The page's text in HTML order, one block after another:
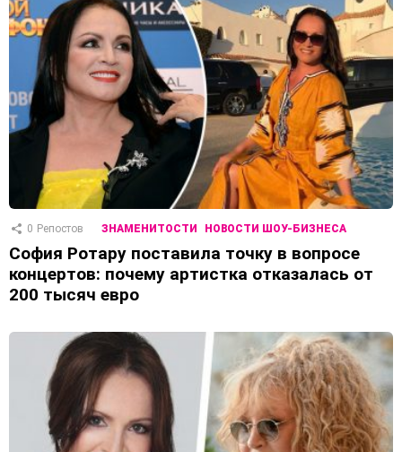
0 Репостов ЗНАМЕНИТОСТИ НОВОСТИ ШОУ-БИЗНЕСА
София Ротару поставила точку в вопросе
концертов: почему артистка отказалась от
200 тысяч евро